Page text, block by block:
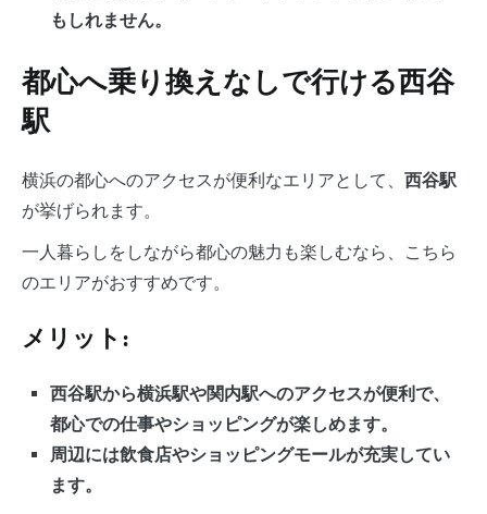
もしれません。
都心へ乗り換えなしで行ける西谷
駅
横浜の都心へのアクセスが便利なエリアとして、 西谷駅
が挙げられます。
一人暮らしをしながら都心の魅力も楽しむなら、こちら
のエリアがおすすめです。
メリット:
西谷駅から横浜駅や関内駅へのアクセスが便利で、
都心での仕事やショッピングが楽しめます。
周辺には飲食店やショッピングモールが充実してい
ます。